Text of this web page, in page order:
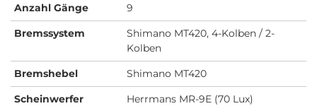
Anzahl Gänge
9
Bremssystem
Shimano MT420, 4-Kolben / 2-
Kolben
Bremshebel
Shimano MT420
Scheinwerfer
Herrmans MR-9E (70 Lux)